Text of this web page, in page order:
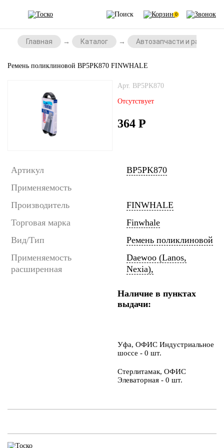
0
Главная Каталог Автозапчасти и
Ремень поликлиновой BP5PK870 FINWHALE
Арт. BP5PK870
Отсутствует
364 Р
Артикул
BP5PK870
Применяемость
Производитель
FINWHALE
Торговая марка
Finwhale
Вид/Тип
Ремень поликлиновой
Применяемость
расширенная
Daewoo (Lanos,
Nexia),
Наличие в пунктах
выдачи:
Уфа, ОФИС Индустриальное
шоссе - 0 шт.
Стерлитамак, ОФИС
Элеваторная - 0 шт.